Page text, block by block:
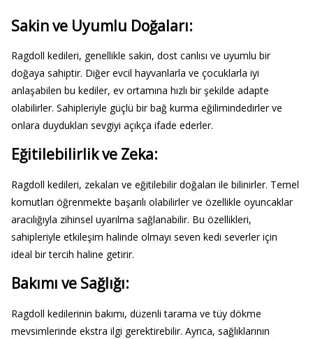
Sakin ve Uyumlu Doğaları:
Ragdoll kedileri, genellikle sakin, dost canlısı ve uyumlu bir
doğaya sahiptir. Diğer evcil hayvanlarla ve çocuklarla iyi
anlaşabilen bu kediler, ev ortamına hızlı bir şekilde adapte
olabilirler. Sahipleriyle güçlü bir bağ kurma eğilimindedirler ve
onlara duydukları sevgiyi açıkça ifade ederler.
Eğitilebilirlik ve Zeka:
Ragdoll kedileri, zekaları ve eğitilebilir doğaları ile bilinirler. Temel
komutları öğrenmekte başarılı olabilirler ve özellikle oyuncaklar
aracılığıyla zihinsel uyarılma sağlanabilir. Bu özellikleri,
sahipleriyle etkileşim halinde olmayı seven kedi severler için
ideal bir tercih haline getirir.
Bakımı ve Sağlığı:
Ragdoll kedilerinin bakımı, düzenli tarama ve tüy dökme
mevsimlerinde ekstra ilgi gerektirebilir. Ayrıca, sağlıklarının